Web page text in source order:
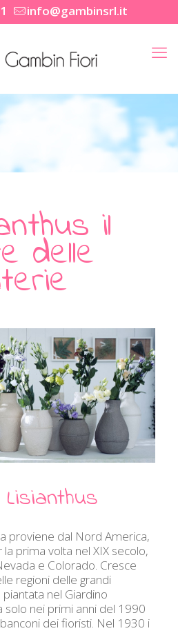
info@gambinsrl.it
il
delle
Lisianthus
proviene dal Nord America,
prima volta nel XIX secolo,
e Colorado. Cresce
regioni delle grandi
nel Giardino
solo nei primi anni del 1990
dei fioristi. Nel 1930 i